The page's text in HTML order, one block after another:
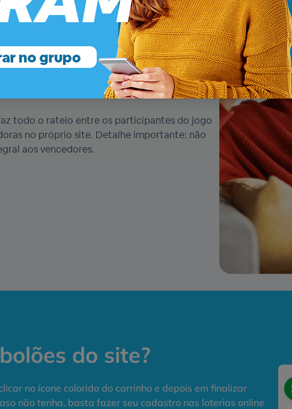
a maneira mais prática, segura e divertida da
em nossos bolões, é possível aumentar
loteria.
e desdobramento dos bolões online
mais precisos para resultados cada vez
todo o rateio entre os participantes do jogo
no próprio site. Detalhe importante: não
aos vencedores.
do site?
no ícone colorido do carrinho e depois em finalizar
não tenha, basta fazer seu cadastro nas loterias online